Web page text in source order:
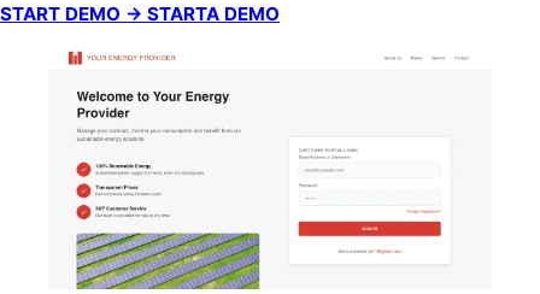
START DEMO → STARTA DEMO